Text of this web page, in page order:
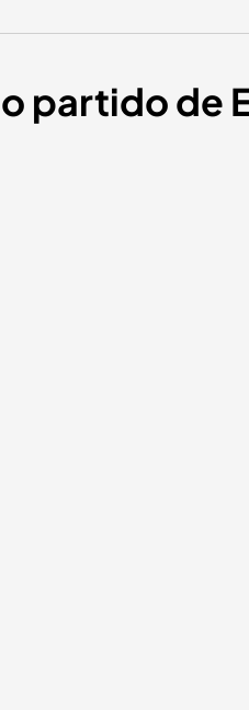
partido de